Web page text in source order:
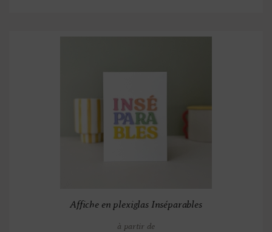
Affiche en plexiglas Inséparables
à partir de